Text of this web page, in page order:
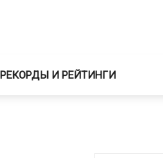
РЕКОРДЫ И РЕЙТИНГИ